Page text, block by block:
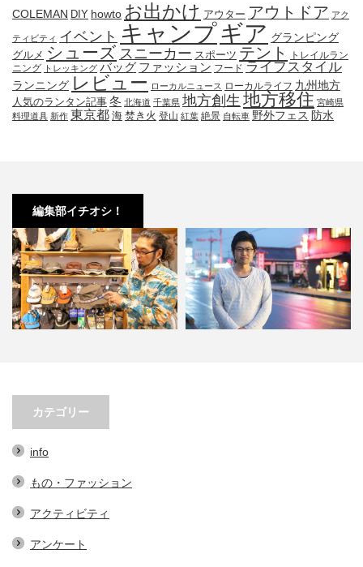
COLEMAN DIY howto お出かけ アウター アウトドア アク
ティビティ イベント キャンプギア グランピング
グルメ シューズ スニーカー スポーツ テント
トレイルラン
ニング
トレッキング バッグ ファッション フード ライフスタイル
ランニング レビュー ローカルニュース ローカルライフ 九州地方
人気のランタン記事 冬 北海道 千葉県 地方創生 地方移住 宮崎県
料理道具 新作 東京都 海 焚き火 登山 紅葉 絶景 自転車 野外フェス 防水
編集部イチオシ！
春先必須！KAVUの帽子３選。オ
シャレで実用的なアイテム…
カテゴリー
info
もの・ファッション
アクティビティ
アンケート